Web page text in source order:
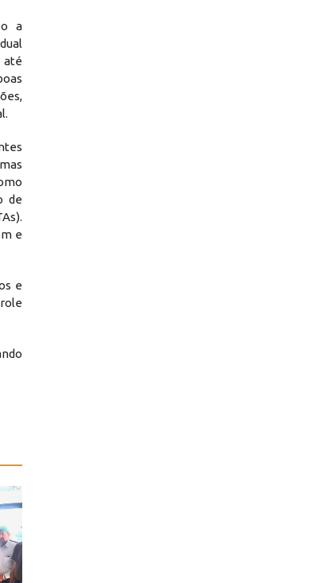
a
de
e
e